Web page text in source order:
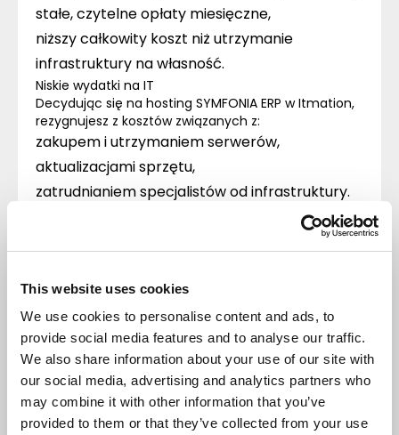
This website uses cookies
We use cookies to personalise content and ads, to
provide social media features and to analyse our traffic.
We also share information about your use of our site with
our social media, advertising and analytics partners who
may combine it with other information that you’ve
provided to them or that they’ve collected from your use
stałe, czytelne opłaty miesięczne,
niższy całkowity koszt niż utrzymanie
infrastruktury na własność.
Niskie wydatki na IT
Decydując się na hosting SYMFONIA ERP w Itmation,
rezygnujesz z kosztów związanych z:
zakupem i utrzymaniem serwerów,
aktualizacjami sprzętu,
zatrudnianiem specjalistów od infrastruktury.
Wszystko to otrzymujesz w ramach jednej usługi –
wraz z profesjonalnym wsparciem technicznym.
O firmie Itmation
Wsparcie to
działanie, w którym
nie ma
przegranych
Itmation to firma, która wygrywa razem z klientami.
Dostarcza kompleksowe usługi chmurowe dla